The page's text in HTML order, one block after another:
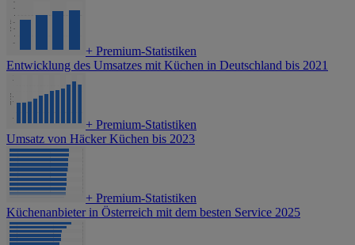
+ Premium-Statistiken
Entwicklung des Umsatzes mit Küchen in Deutschland bis 2021
+ Premium-Statistiken
Umsatz von Häcker Küchen bis 2023
+ Premium-Statistiken
Küchenanbieter in Österreich mit dem besten Service 2025